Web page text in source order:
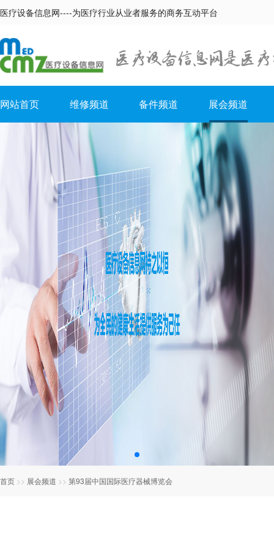
医疗设备信息网----为医疗行业从业者服务的商务互动平台
网站首页 维修频道 备件频道 展会频道
首页 >> 展会频道 >> 第93届中国国际医疗器械博览会